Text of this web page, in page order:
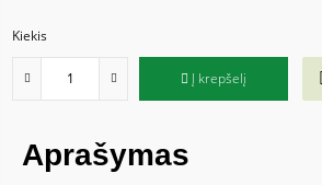
Kiekis
Į krepšelį
Aprašymas